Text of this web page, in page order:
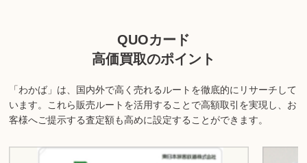
QUOカード
高価買取のポイント
「わかば」は、国内外で高く売れるルートを徹底的にリサーチして
います。 これら販売ルートを活用することで高額取引を実現し、お
客様へご提示する査定額も高めに設定することができます。